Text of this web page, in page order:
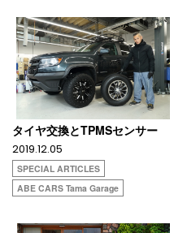
タイヤ交換とTPMSセンサー
2019.12.05
SPECIAL ARTICLES
ABE CARS Tama Garage